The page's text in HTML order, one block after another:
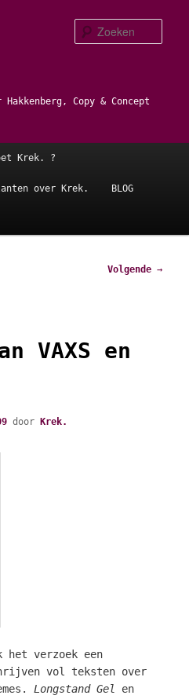
Copy & Concept
Krek. ?
over Krek. BLOG
Volgende →
VAXS en
doorKrek.
het verzoek een
vol teksten over
Longstand Gel
en